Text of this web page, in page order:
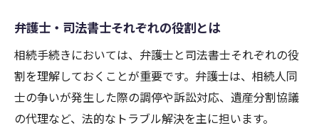
弁護士・司法書士それぞれの役割とは
相続手続きにおいては、弁護士と司法書士それぞれの役
割を理解しておくことが重要です。弁護士は、相続人同
士の争いが発生した際の調停や訴訟対応、遺産分割協議
の代理など、法的なトラブル解決を主に担います。